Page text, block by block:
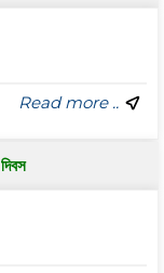
Read more ..